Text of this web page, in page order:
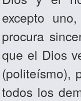
excepto
procura
que el Dios
(politeísmo),
todos los